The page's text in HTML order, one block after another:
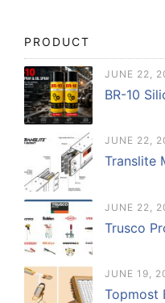
PRODUCT
JUNE 22,
BR-10
JUNE 22,
Translite
JUNE 22,
Trusco
JUNE 19,
Topmost